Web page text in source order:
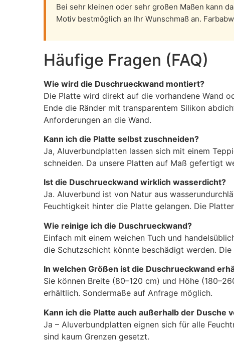
Bei sehr kleinen oder sehr großen Maßen kann
Motiv bestmöglich an Ihr Wunschmaß an.
Häufige Fragen (FAQ)
Wie wird die Duschrueckwand montiert?
Die Platte wird direkt auf die vorhandene Wand
Ende die Ränder mit transparentem Silikon
Anforderungen an die Wand.
Kann ich die Platte selbst zuschneiden?
Ja, Aluverbundplatten lassen sich mit einem
schneiden. Da unsere Platten auf Maß gefertigt
Ist die Duschrueckwand wirklich wasserdicht?
Ja. Aluverbund ist von Natur aus
Feuchtigkeit hinter die Platte gelangen. Die
Wie reinige ich die Duschrueckwand?
Einfach mit einem weichen Tuch und
die Schutzschicht könnte beschädigt werden.
In welchen Größen ist die Duschrueckwand
Sie können Breite (80–120 cm) und Höhe
erhältlich. Sondermaße auf Anfrage möglich.
Kann ich die Platte auch außerhalb der Dusche
Ja – Aluverbundplatten eignen sich für alle
sind kaum Grenzen gesetzt.